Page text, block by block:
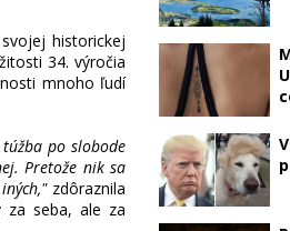
historickej
34. výročia
mnoho ľudí
po slobode
Pretože nik sa
zdôraznila
za seba, ale za